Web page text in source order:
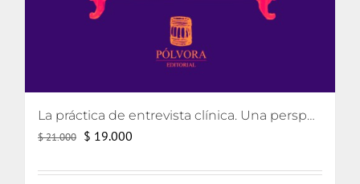
La práctica de entrevista clínica. Una perspectiva lacaniana
$21.000 El
original
$ 19.000
actual